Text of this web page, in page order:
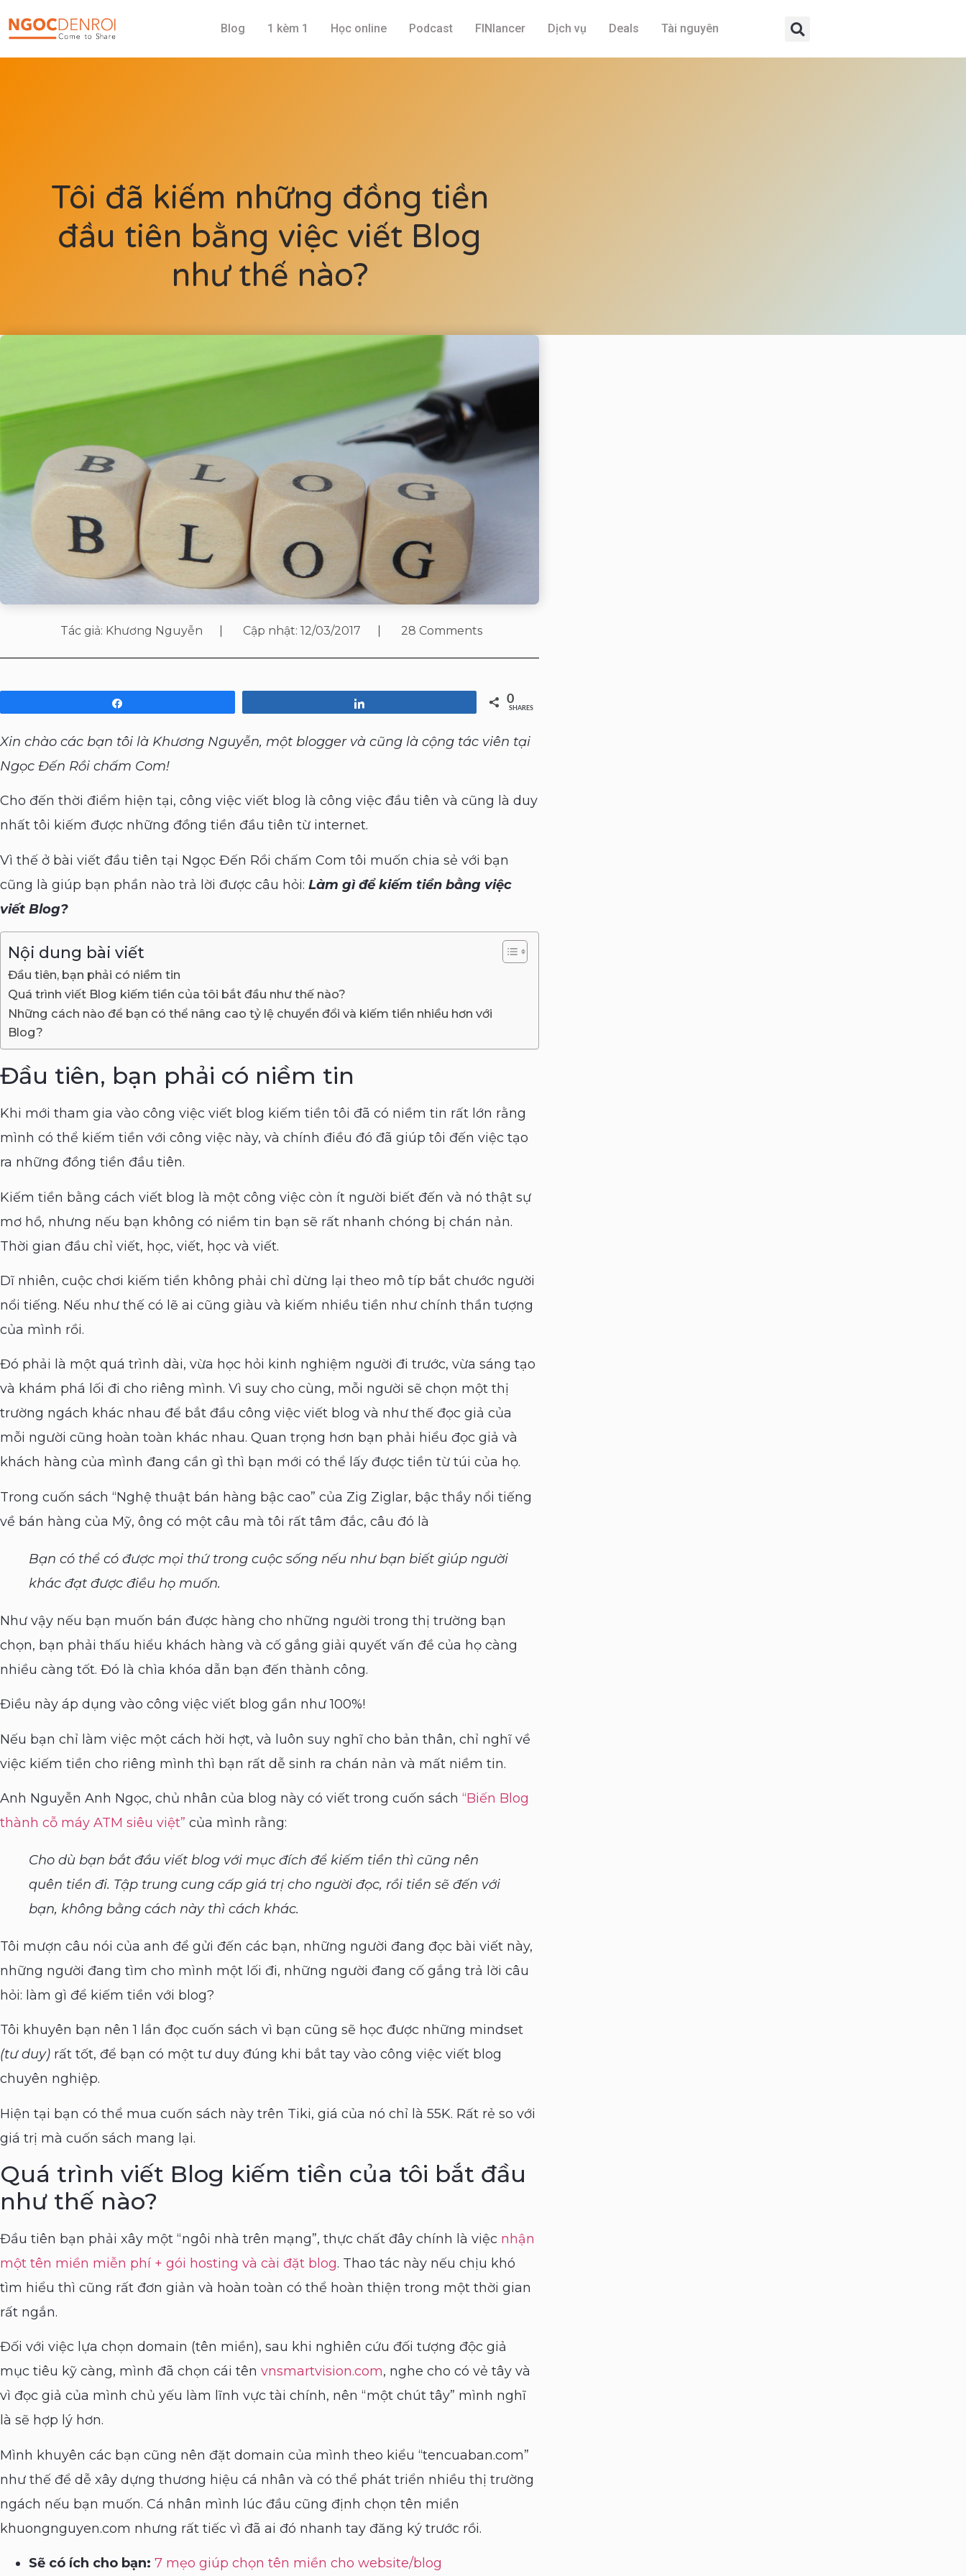
Blog 1 kèm 1 Học online Podcast FINlancer Dịch vụ Deals Tài nguyên
Tôi đã kiếm những đồng tiền
đầu tiên bằng việc viết Blog
như thế nào?
Tác giả: Khương Nguyễn Cập nhật: 12/03/2017 28 Comments
0
SHARES
Xin chào các bạn tôi là Khương Nguyễn, một blogger và cũng là cộng tác viên tại
Ngọc Đến Rồi chấm Com!
Cho đến thời điểm hiện tại, công việc viết blog là công việc đầu tiên và cũng là duy
nhất tôi kiếm được những đồng tiền đầu tiên từ internet.
Vì thế ở bài viết đầu tiên tại Ngọc Đến Rồi chấm Com tôi muốn chia sẻ với bạn
cũng là giúp bạn phần nào trả lời được câu hỏi: Làm gì để kiếm tiền bằng việc
viết Blog?
Nội dung bài viết
Đầu tiên, bạn phải có niềm tin
Quá trình viết Blog kiếm tiền của tôi bắt đầu như thế nào?
Những cách nào để bạn có thể nâng cao tỷ lệ chuyển đổi và kiếm tiền nhiều hơn với
Blog?
Đầu tiên, bạn phải có niềm tin
Khi mới tham gia vào công việc viết blog kiếm tiền tôi đã có niềm tin rất lớn rằng
mình có thể kiếm tiền với công việc này, và chính điều đó đã giúp tôi đến việc tạo
ra những đồng tiền đầu tiên.
Kiếm tiền bằng cách viết blog là một công việc còn ít người biết đến và nó thật sự
mơ hồ, nhưng nếu bạn không có niềm tin bạn sẽ rất nhanh chóng bị chán nản.
Thời gian đầu chỉ viết, học, viết, học và viết.
Dĩ nhiên, cuộc chơi kiếm tiền không phải chỉ dừng lại theo mô típ bắt chước người
nổi tiếng. Nếu như thế có lẽ ai cũng giàu và kiếm nhiều tiền như chính thần tượng
của mình rồi.
Đó phải là một quá trình dài, vừa học hỏi kinh nghiệm người đi trước, vừa sáng tạo
và khám phá lối đi cho riêng mình. Vì suy cho cùng, mỗi người sẽ chọn một thị
trường ngách khác nhau để bắt đầu công việc viết blog và như thế đọc giả của
mỗi người cũng hoàn toàn khác nhau. Quan trọng hơn bạn phải hiểu đọc giả và
khách hàng của mình đang cần gì thì bạn mới có thể lấy được tiền từ túi của họ.
Trong cuốn sách “Nghệ thuật bán hàng bậc cao” của Zig Ziglar, bậc thầy nổi tiếng
về bán hàng của Mỹ, ông có một câu mà tôi rất tâm đắc, câu đó là
Bạn có thể có được mọi thứ trong cuộc sống nếu như bạn biết giúp người
khác đạt được điều họ muốn.
Như vậy nếu bạn muốn bán được hàng cho những người trong thị trường bạn
chọn, bạn phải thấu hiểu khách hàng và cố gắng giải quyết vấn đề của họ càng
nhiều càng tốt. Đó là chìa khóa dẫn bạn đến thành công.
Điều này áp dụng vào công việc viết blog gần như 100%!
Nếu bạn chỉ làm việc một cách hời hợt, và luôn suy nghĩ cho bản thân, chỉ nghĩ về
việc kiếm tiền cho riêng mình thì bạn rất dễ sinh ra chán nản và mất niềm tin.
Anh Nguyễn Anh Ngọc, chủ nhân của blog này có viết trong cuốn sách “Biến Blog
thành cỗ máy ATM siêu việt” của mình rằng:
Cho dù bạn bắt đầu viết blog với mục đích để kiếm tiền thì cũng nên
quên tiền đi. Tập trung cung cấp giá trị cho người đọc, rồi tiền sẽ đến với
bạn, không bằng cách này thì cách khác.
Tôi mượn câu nói của anh để gửi đến các bạn, những người đang đọc bài viết này,
những người đang tìm cho mình một lối đi, những người đang cố gắng trả lời câu
hỏi: làm gì để kiếm tiền với blog?
Tôi khuyên bạn nên 1 lần đọc cuốn sách vì bạn cũng sẽ học được những mindset
(tư duy) rất tốt, để bạn có một tư duy đúng khi bắt tay vào công việc viết blog
chuyên nghiệp.
Hiện tại bạn có thể mua cuốn sách này trên Tiki, giá của nó chỉ là 55K. Rất rẻ so với
giá trị mà cuốn sách mang lại.
Quá trình viết Blog kiếm tiền của tôi bắt đầu
như thế nào?
Đầu tiên bạn phải xây một “ngôi nhà trên mạng”, thực chất đây chính là việc nhận
một tên miền miễn phí + gói hosting và cài đặt blog. Thao tác này nếu chịu khó
tìm hiểu thì cũng rất đơn giản và hoàn toàn có thể hoàn thiện trong một thời gian
rất ngắn.
Đối với việc lựa chọn domain (tên miền), sau khi nghiên cứu đối tượng độc giả
mục tiêu kỹ càng, mình đã chọn cái tên vnsmartvision.com, nghe cho có vẻ tây và
vì đọc giả của mình chủ yếu làm lĩnh vực tài chính, nên “một chút tây” mình nghĩ
là sẽ hợp lý hơn.
Mình khuyên các bạn cũng nên đặt domain của mình theo kiểu “tencuaban.com”
như thế để dễ xây dựng thương hiệu cá nhân và có thể phát triển nhiều thị trường
ngách nếu bạn muốn. Cá nhân mình lúc đầu cũng định chọn tên miền
khuongnguyen.com nhưng rất tiếc vì đã ai đó nhanh tay đăng ký trước rồi.
Sẽ có ích cho bạn: 7 mẹo giúp chọn tên miền cho website/blog